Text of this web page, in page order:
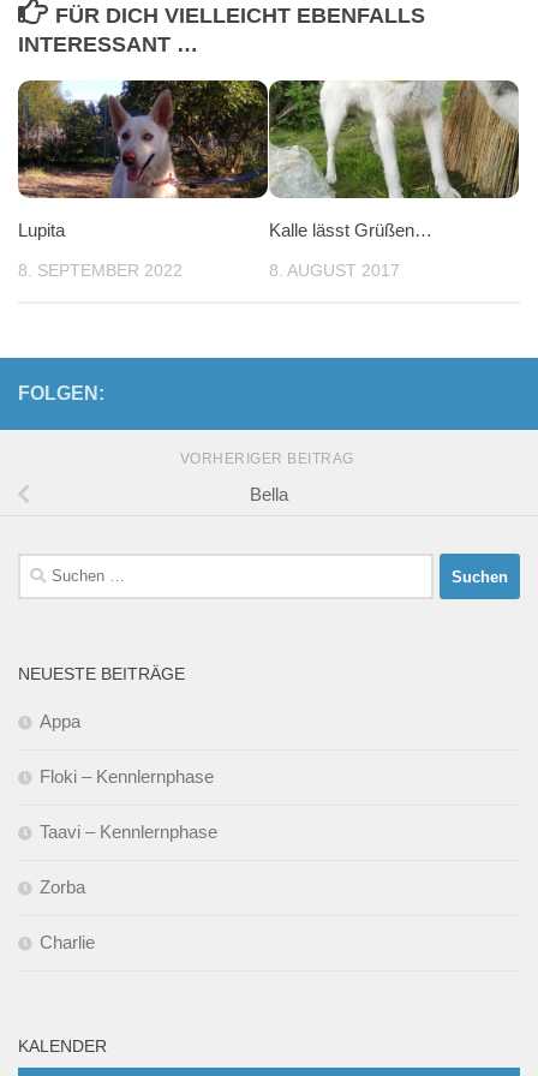
FÜR DICH VIELLEICHT EBENFALLS
INTERESSANT …
Lupita
8. SEPTEMBER 2022
Kalle lässt Grüßen…
8. AUGUST 2017
FOLGEN:
VORHERIGER BEITRAG
Bella
Suchen
nach:
NEUESTE BEITRÄGE
Appa
Floki – Kennlernphase
Taavi – Kennlernphase
Zorba
Charlie
KALENDER